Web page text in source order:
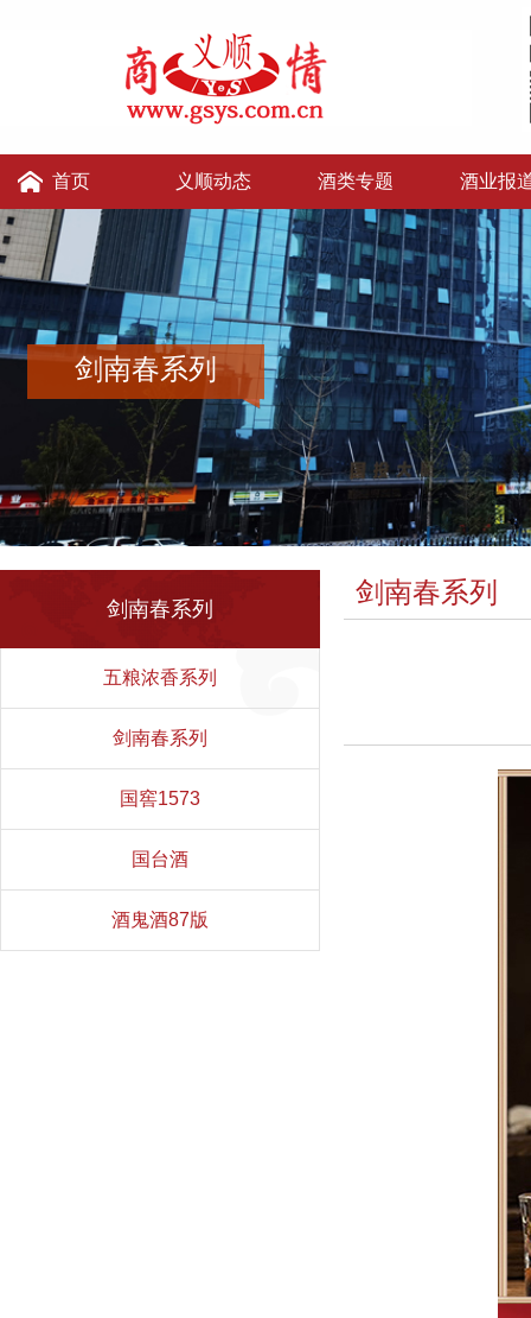
首页 义顺动态 酒类专题 酒业报
义顺讲堂 义顺老张的店 义顺酒便利
剑南春系列
剑南春系列
五粮浓香系列
剑南春系列
国窖1573
国台酒
酒鬼酒87版
剑南春系列